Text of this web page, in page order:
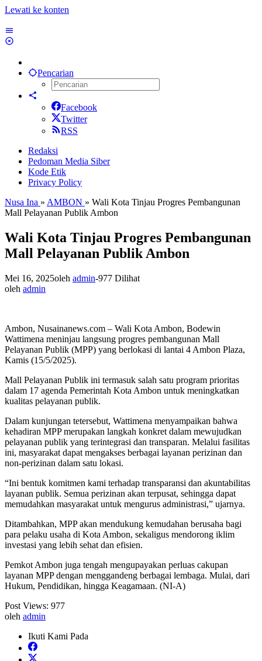
Lewati ke konten
Pencarian
Facebook
Twitter
RSS
Redaksi
Pedoman Media Siber
Kode Etik
Privacy Policy
Nusa Ina » AMBON » Wali Kota Tinjau Progres Pembangunan
Mall Pelayanan Publik Ambon
Wali Kota Tinjau Progres Pembangunan
Mall Pelayanan Publik Ambon
Mei 16, 2025oleh admin-977 Dilihat
oleh admin
Ambon, Nusainanews.com – Wali Kota Ambon, Bodewin
Wattimena meninjau langsung progres pembangunan Mall
Pelayanan Publik (MPP) yang berlokasi di lantai 4 Ambon Plaza,
Kamis (15/5/2025).
Mall Pelayanan Publik ini termasuk salah satu program prioritas
dalam 17 agenda Pemerintah Kota Ambon untuk meningkatkan
kualitas pelayanan publik.
Dalam kunjungan tetersebut, Wattimena menyampaikan bahwa
kehadiran MPP merupakan langkah konkret dalam mewujudkan
pelayanan publik yang terintegrasi dan transparan. Melalui fasilitas
ini, masyarakat dapat mengakses berbagai layanan perizinan dan
non-perizinan dalam satu lokasi.
“Ini bentuk komitmen kami terhadap transparansi dan akuntabilitas
layanan publik. Semua perizinan akan terpusat, sehingga dapat
memudahkan masyarakat untuk mengurus administrasi,” ujarnya.
Ditambahkan, MPP akan mendukung kemudahan berusaha bagi
para pelaku usaha di Kota Ambon, sekaligus mendorong iklim
investasi yang lebih sehat dan efisien.
Pemkot Ambon juga tengah mengupayakan perluas cakupan
layanan MPP dengan menggandeng berbagai lembaga. Mulai, dari
Hukum, Pendidikan, hingga Keagamaan. (NI-A)
Post Views: 977
oleh admin
Ikuti Kami Pada